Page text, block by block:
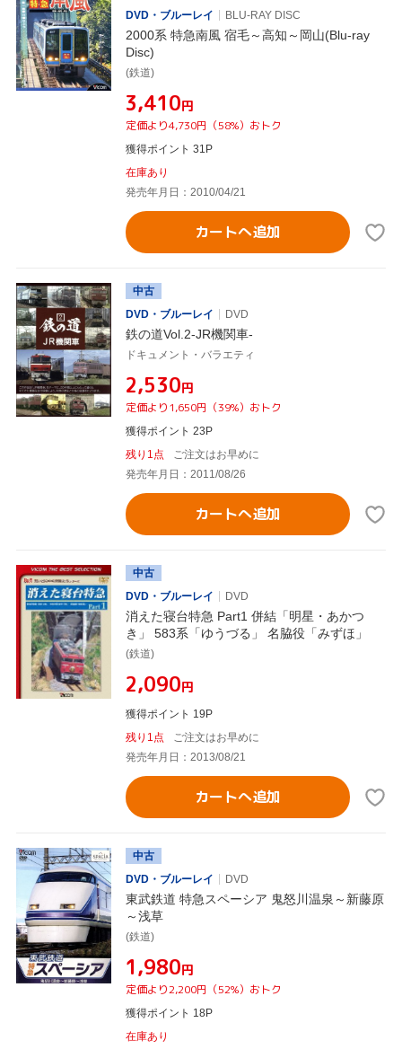
DVD・ブルーレイ BLU-RAY DISC
2000系 特急南風 宿毛～高知～岡山(Blu-ray
Disc)
(鉄道)
¥3,410円
定価より4,730円（58%）おトク
獲得ポイント 31P
在庫あり
発売年月日：2010/04/21
カートへ追加
中古
DVD・ブルーレイ
DVD
鉄の道Vol.2-JR機関車-
ドキュメント・バラエティ
¥2,530円
定価より1,650円（39%）おトク
獲得ポイント 23P
残り1点
ご注文はお早めに
発売年月日：2011/08/26
カートへ追加
中古
DVD・ブルーレイ
DVD
消えた寝台特急 Part1 併結「明星・あかつ
き」 583系「ゆうづる」 名脇役「みずほ」
(鉄道)
¥2,090円
獲得ポイント 19P
残り1点
ご注文はお早めに
発売年月日：2013/08/21
カートへ追加
中古
DVD・ブルーレイ
DVD
東武鉄道 特急スペーシア 鬼怒川温泉～新藤原
～浅草
(鉄道)
¥1,980円
定価より2,200円（52%）おトク
獲得ポイント 18P
在庫あり